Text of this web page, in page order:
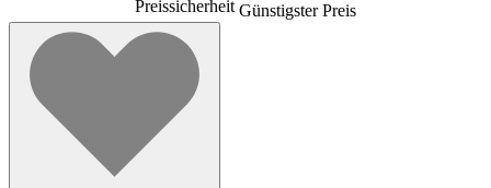
PreissicherheitGünstigster Preis